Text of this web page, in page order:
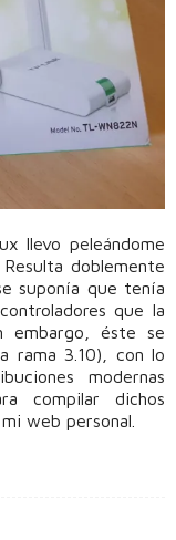
llevo peleándome
doblemente
suponía que tenía
que la
embargo, éste se
rama 3.10), con lo
modernas
compilar dichos
web personal.